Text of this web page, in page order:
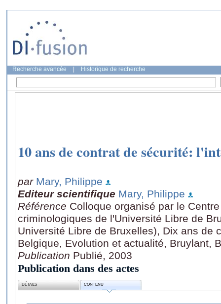
Recherche avancée Historique de recherche
10 ans de contrat de sécurité:
par Mary, Philippe
Editeur scientifique Mary, Philippe
Référence Colloque organisé par le
criminologiques de l'Université Libre de
Université Libre de Bruxelles), Dix ans de
Belgique, Evolution et actualité, Bruylant,
Publication Publié, 2003
Publication dans des actes
DÉTAILS CONTENU